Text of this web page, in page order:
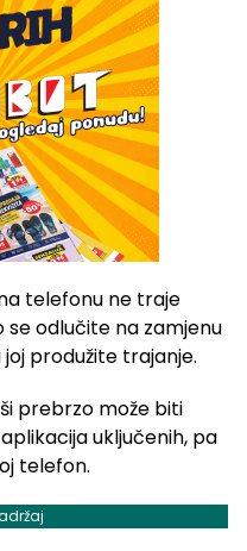
telefonu ne traje
se odlučite na zamjenu
produžite trajanje.
prebrzo može biti
uključenih, pa
telefon.